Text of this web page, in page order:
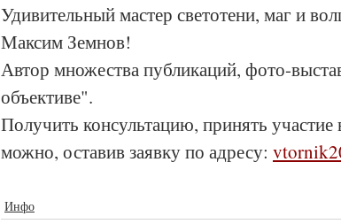
Удивительный мастер светотени, маг и
Максим Земнов!
Автор множества публикаций, фото-
объективе".
Получить консультацию, принять
можно, оставив заявку по адресу:
Инфо